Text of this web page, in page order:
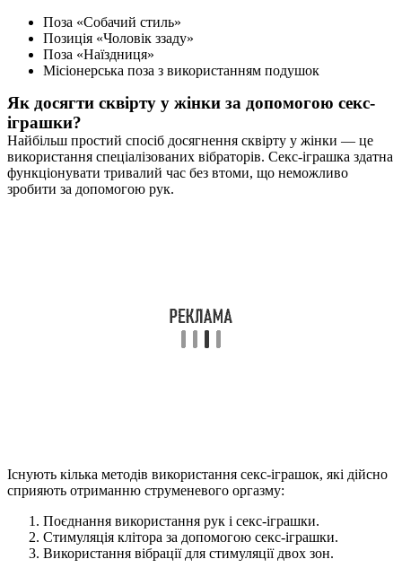
Поза «Собачий стиль»
Позиція «Чоловік ззаду»
Поза «Наїздниця»
Місіонерська поза з використанням подушок
Як досягти сквірту у жінки за допомогою секс-
іграшки?
Найбільш простий спосіб досягнення сквірту у жінки — це
використання спеціалізованих вібраторів. Секс-іграшка здатна
функціонувати тривалий час без втоми, що неможливо
зробити за допомогою рук.
Існують кілька методів використання секс-іграшок, які дійсно
сприяють отриманню струменевого оргазму:
Поєднання використання рук і секс-іграшки.
Стимуляція клітора за допомогою секс-іграшки.
Використання вібрації для стимуляції двох зон.